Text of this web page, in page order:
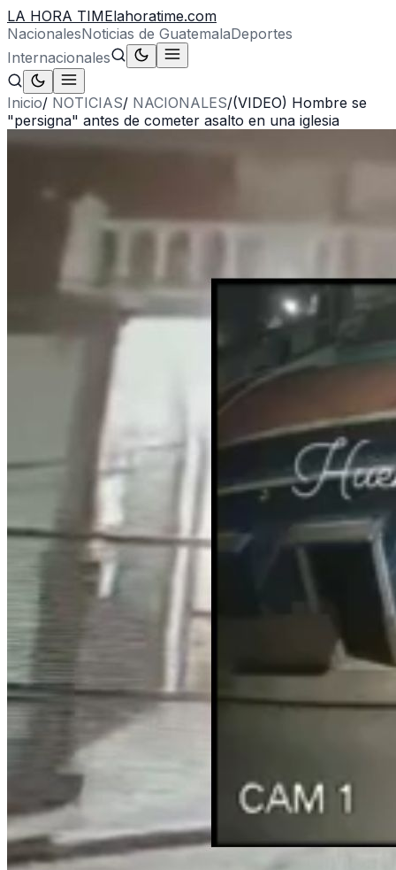
LA HORA TIMElahoratime.com
NacionalesNoticias de GuatemalaDeportes
Internacionales
Inicio/ NOTICIAS/ NACIONALES/(VIDEO) Hombre se
"persigna" antes de cometer asalto en una iglesia